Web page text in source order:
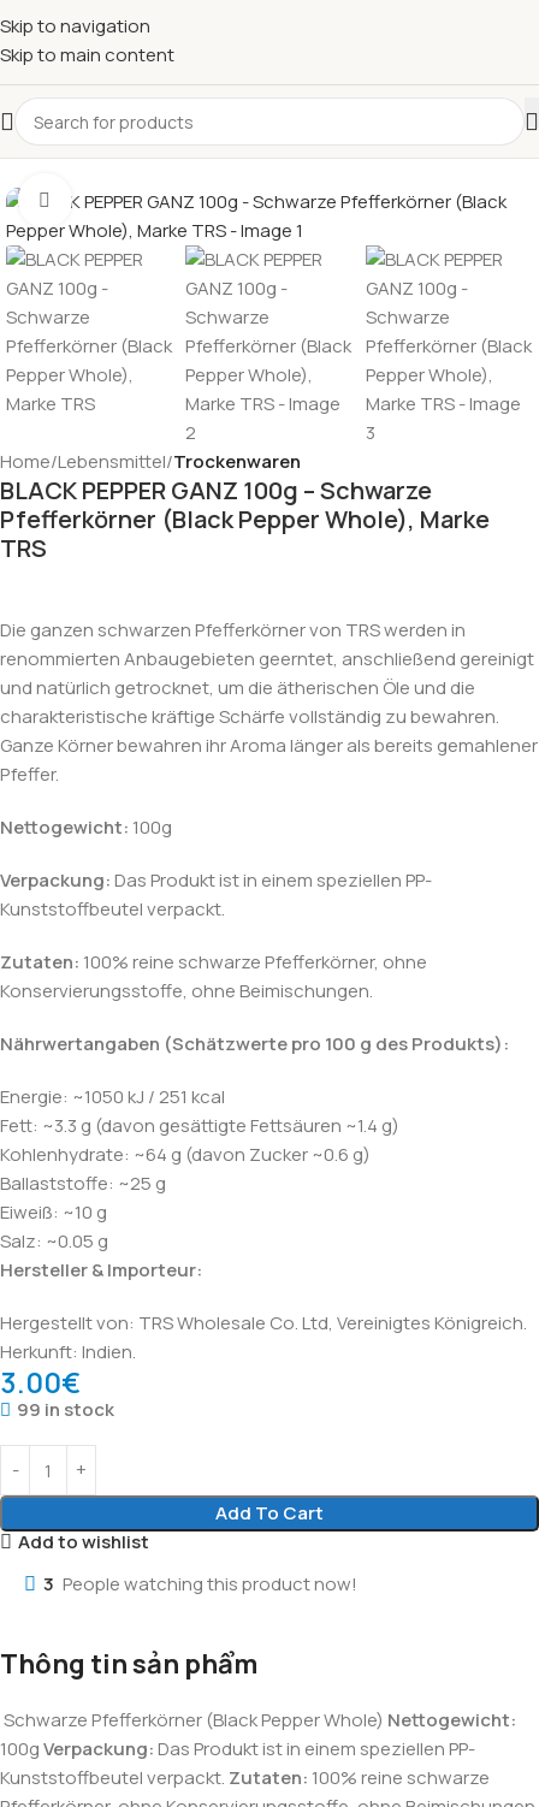
Skip to navigation
Skip to main content
Click to enlarge
Home Lebensmittel Trockenwaren
BLACK PEPPER GANZ 100g – Schwarze
Pfefferkörner (Black Pepper Whole), Marke
TRS
Die ganzen schwarzen Pfefferkörner von TRS werden in
renommierten Anbaugebieten geerntet, anschließend gereinigt
und natürlich getrocknet, um die ätherischen Öle und die
charakteristische kräftige Schärfe vollständig zu bewahren.
Ganze Körner bewahren ihr Aroma länger als bereits gemahlener
Pfeffer.
Nettogewicht: 100g
Verpackung:Das Produkt ist in einem speziellen PP-
Kunststoffbeutel verpackt.
Zutaten: 100% reine schwarze Pfefferkörner, ohne
Konservierungsstoffe, ohne Beimischungen.
Nährwertangaben (Schätzwerte pro 100 g des Produkts):
Energie: ~1050 kJ / 251 kcal
Fett: ~3.3 g (davon gesättigte Fettsäuren ~1.4 g)
Kohlenhydrate: ~64 g (davon Zucker ~0.6 g)
Ballaststoffe: ~25 g
Eiweiß: ~10 g
Salz: ~0.05 g
Hersteller & Importeur:
Hergestellt von: TRS Wholesale Co. Ltd, Vereinigtes Königreich.
Herkunft: Indien.
3.00€
99 in stock
Add To Cart
Add to wishlist
3 People watching this product now!
Thông tin sản phẩm
Schwarze Pfefferkörner (Black Pepper Whole) Nettogewicht:
100gVerpackung:Das Produkt ist in einem speziellen PP-
Kunststoffbeutel verpackt. Zutaten: 100% reine schwarze